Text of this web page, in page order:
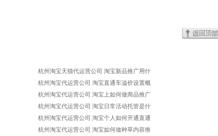
杭州淘宝天猫代运营公司 淘宝新品推广用什
杭州淘宝代运营公司 淘宝直通车溢价设置概
杭州淘宝代运营公司 淘宝上如何做商品推广
杭州淘宝代运营公司 淘宝日常活动托管是什
杭州淘宝代运营公司 淘宝个人如何开通直通
杭州淘宝代运营公司 淘宝如何做种草内容推